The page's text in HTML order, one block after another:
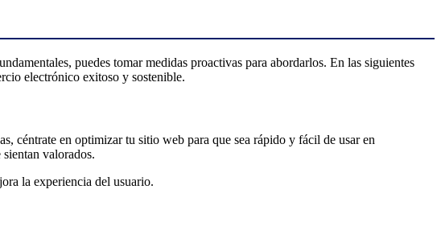
puedes tomar medidas proactivas para abordarlos. En las siguientes
electrónico exitoso y sostenible.
céntrate en optimizar tu sitio web para que sea rápido y fácil de usar en
valorados.
la experiencia del usuario.